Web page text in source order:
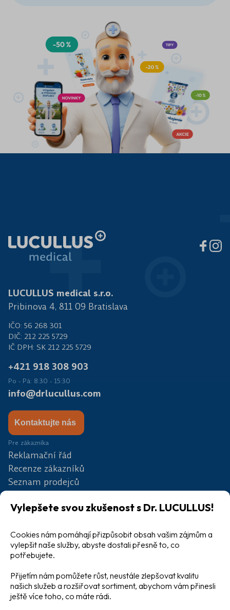
LUCULLUS medical s.r.o.
Pribinova 4, 811 09 Bratislava
IČO: 56 268 301
DIČ: 212 225 5729
IČ DPH: SK 212 225 5729
+421 918 308 903
Po - Pá: 8:30 - 15:30
info@drlucullus.com
Kontaktujte nás
Pre zákazníka
Reklamační řád
Recenze zákazníků
Seznam prodejců
Soutěž
Velkoobchod
Vylepšete svou zkušenost s Dr. LUCULLUS!
Cookies nám pomáhají přizpůsobit obsah vašim zájmům a
vylepšit naše služby, abyste dostali přesně to, co
potřebujete.
Přijetím nám pomůžete růst, neustále zlepšovat kvalitu
našich služeb a rozšiřovat sortiment, abychom vám přinesli
ještě více toho, co máte rádi.